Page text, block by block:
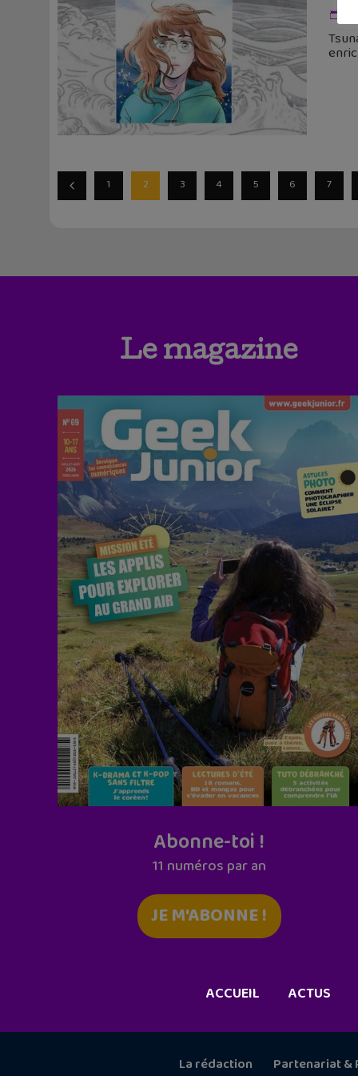
1 2 3 4 5 6 7
Le magazine
Abonne-toi !
11 numéros par an
JE M'ABONNE !
ACCUEIL ACTUS
La rédaction Partenariat &